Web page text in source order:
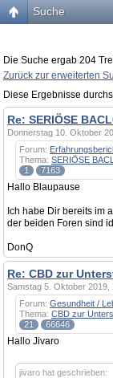
Suche
Die Suche ergab 204
Zurück zur erweiterten
Diese Ergebnisse
Re: SERIÖSE
Donnerstag 10. Oktober
Forum:
Thema: SERIÖSE
1
7163
Hallo Blaupause
Ich habe Dir bereits im
der beiden Foren sind
DonQ
Re: CBD zur
Samstag 5. Oktober 2019,
Forum: Gesundheit /
Thema: CBD zur
21
66646
Hallo Jivaro
jivaro hat geschrieben: